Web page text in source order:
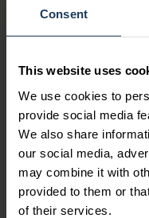
Consent
This website uses
We use cookies to
provide social media
We also share
our social media,
may combine it with
provided to them or
of their services.
Ja,
mijn
3.000+ mensen
gingen je al